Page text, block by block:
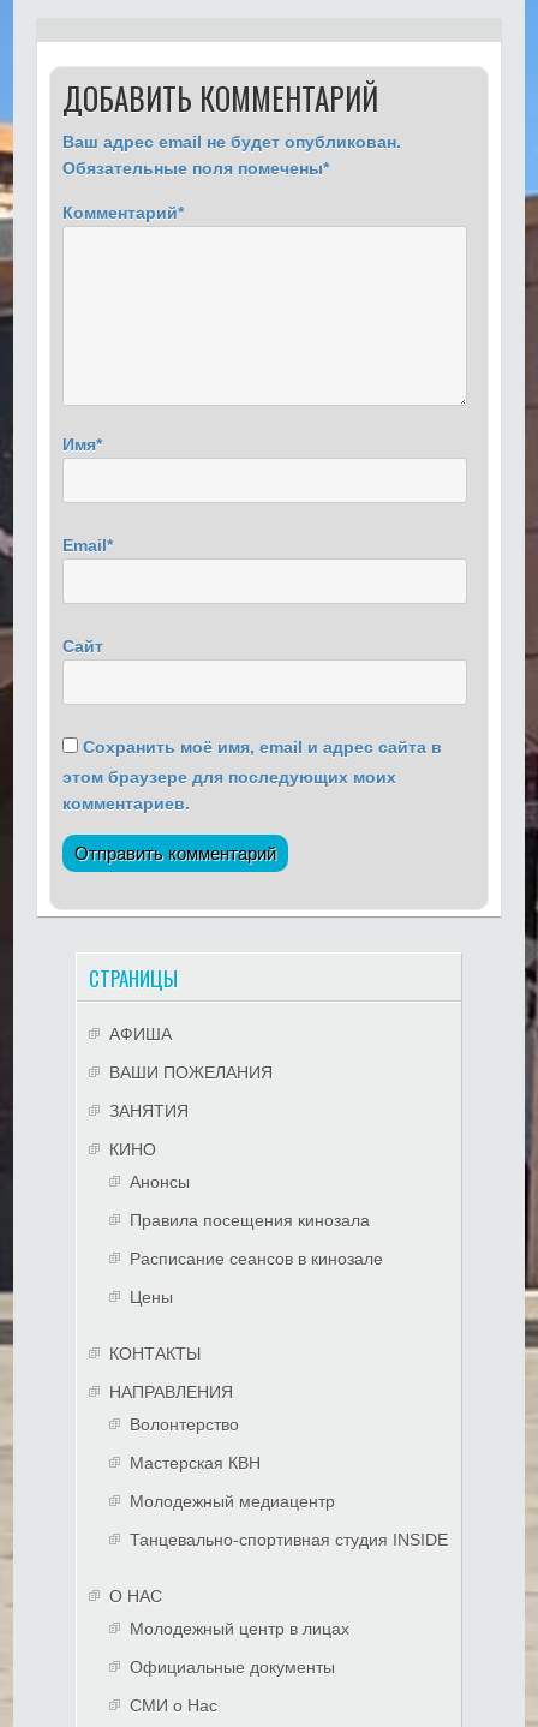
ДОБАВИТЬ КОММЕНТАРИЙ
Ваш адрес email не будет опубликован.
Обязательные поля помечены*
Комментарий*
Имя*
Email*
Сайт
Сохранить моё имя, email и адрес сайта в
этом браузере для последующих моих
комментариев.
СТРАНИЦЫ
АФИША
ВАШИ ПОЖЕЛАНИЯ
ЗАНЯТИЯ
КИНО
Анонсы
Правила посещения кинозала
Расписание сеансов в кинозале
Цены
КОНТАКТЫ
НАПРАВЛЕНИЯ
Волонтерство
Мастерская КВН
Молодежный медиацентр
Танцевально-спортивная студия INSIDE
О НАС
Молодежный центр в лицах
Официальные документы
СМИ о Нас